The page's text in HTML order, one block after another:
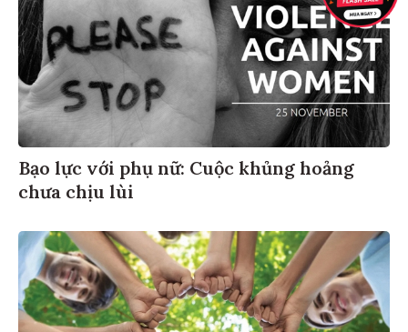
Bạo lực với phụ nữ: Cuộc khủng hoảng
chưa chịu lùi